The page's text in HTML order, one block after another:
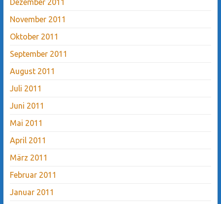
Dezember 2011
November 2011
Oktober 2011
September 2011
August 2011
Juli 2011
Juni 2011
Mai 2011
April 2011
März 2011
Februar 2011
Januar 2011